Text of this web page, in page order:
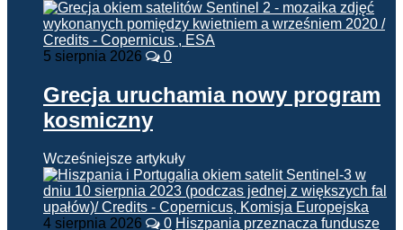
5 sierpnia 2026 0
Grecja uruchamia nowy program
kosmiczny
Wcześniejsze artykuły
4 sierpnia 2026 0 Hiszpania przeznacza fundusze